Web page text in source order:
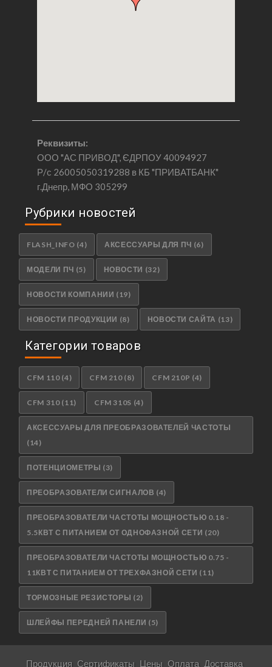
Реквизиты:
ООО "АС ПРИВОД", ЄДРПОУ 40094927
Р/с 26005050319288 в КБ "ПРИВАТБАНК"
г.Днепр, МФО 305299
Рубрики новостей
FLASH_INFO (4) АКСЕССУАРЫ ДЛЯ ПЧ (6)
МОДЕЛИ ПЧ (5) НОВОСТИ (32)
НОВОСТИ КОМПАНИИ (19)
НОВОСТИ ПРОДУКЦИИ (8) НОВОСТИ САЙТА (13)
Категории товаров
CFM 110(4) CFM 210(8) CFM 210P (4)
CFM 310(11) CFM 310S (4)
АКСЕССУАРЫ ДЛЯ ПРЕОБРАЗОВАТЕЛЕЙ ЧАСТОТЫ
(14)
ПОТЕНЦИОМЕТРЫ (3)
ПРЕОБРАЗОВАТЕЛИ СИГНАЛОВ (4)
ПРЕОБРАЗОВАТЕЛИ ЧАСТОТЫ МОЩНОСТЬЮ 0.18 -
5.5КВТ С ПИТАНИЕМ ОТ ОДНОФАЗНОЙ СЕТИ (20)
ПРЕОБРАЗОВАТЕЛИ ЧАСТОТЫ МОЩНОСТЬЮ 0.75 -
11КВТ С ПИТАНИЕМ ОТ ТРЕХФАЗНОЙ СЕТИ (11)
ТОРМОЗНЫЕ РЕЗИСТОРЫ (2)
ШЛЕЙФЫ ПЕРЕДНЕЙ ПАНЕЛИ (5)
Продукция Сертификаты Цены Оплата Доставка